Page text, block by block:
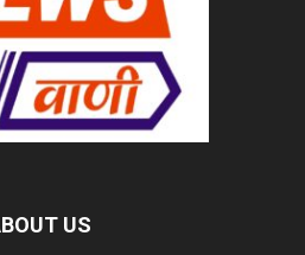
US